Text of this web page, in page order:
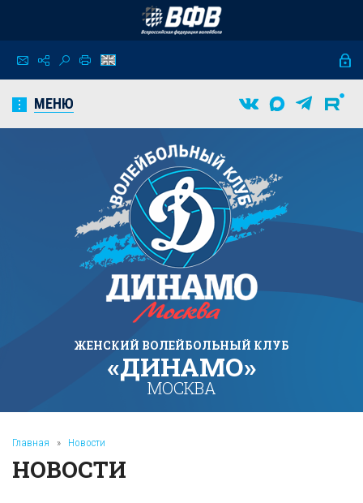
МЕНЮ
ЖЕНСКИЙ ВОЛЕЙБОЛЬНЫЙ КЛУБ
«ДИНАМО»
МОСКВА
Главная » Новости
НОВОСТИ